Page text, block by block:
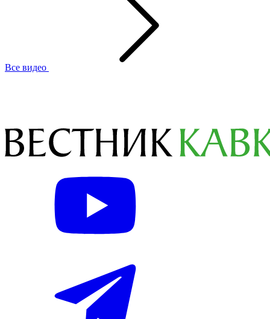
Все видео